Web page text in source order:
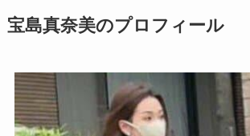
宝島真奈美のプロフィール